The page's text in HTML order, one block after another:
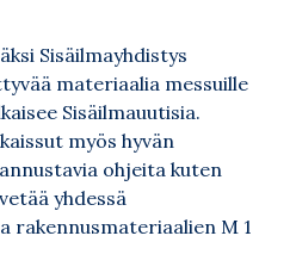
Sisäilmayhdistys
materiaalia messuille
Sisäilmauutisia.
myös hyvän
ohjeita kuten
yhdessä
rakennusmateriaalien M 1